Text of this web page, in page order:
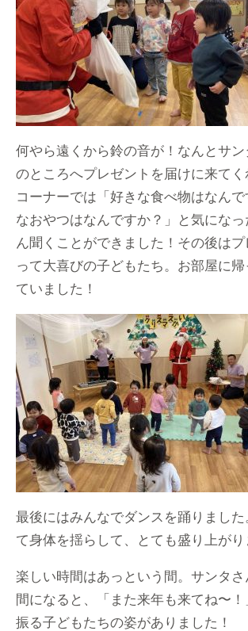
何やら遠くから鈴の音が！なんとサ
のところへプレゼントを届けに来て
コーナーでは「好きな食べ物はなん
なおやつはなんですか？」と気になっ
ん聞くことができました！その後は
って大喜びの子どもたち。お部屋に
ていました！
最後にはみんなでダンスを踊りまし
て身体を揺らして、とても盛り上がり
楽しい時間はあっという間。サンタ
間になると、「また来年も来てね〜
振る子どもたちの姿がありました！